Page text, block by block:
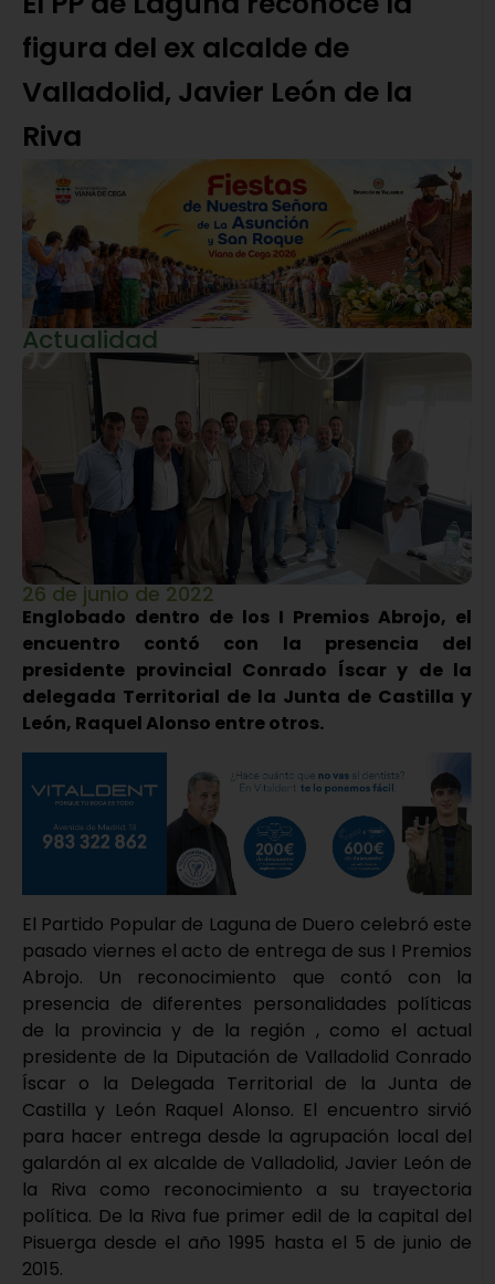
figura del ex alcalde de
Valladolid, Javier León de la
Riva
Actualidad
26 de junio de 2022
Englobado dentro de los I Premios Abrojo, el
encuentro contó con la presencia del
presidente provincial Conrado Íscar y de la
delegada Territorial de la Junta de Castilla y
León, Raquel Alonso entre otros.
El Partido Popular de Laguna de Duero celebró este
pasado viernes el acto de entrega de sus I Premios
Abrojo. Un reconocimiento que contó con la
presencia de diferentes personalidades políticas
de la provincia y de la región , como el actual
presidente de la Diputación de Valladolid Conrado
Íscar o la Delegada Territorial de la Junta de
Castilla y León Raquel Alonso. El encuentro sirvió
para hacer entrega desde la agrupación local del
galardón al ex alcalde de Valladolid, Javier León de
la Riva como reconocimiento a su trayectoria
política. De la Riva fue primer edil de la capital del
Pisuerga desde el año 1995 hasta el 5 de junio de
2015.